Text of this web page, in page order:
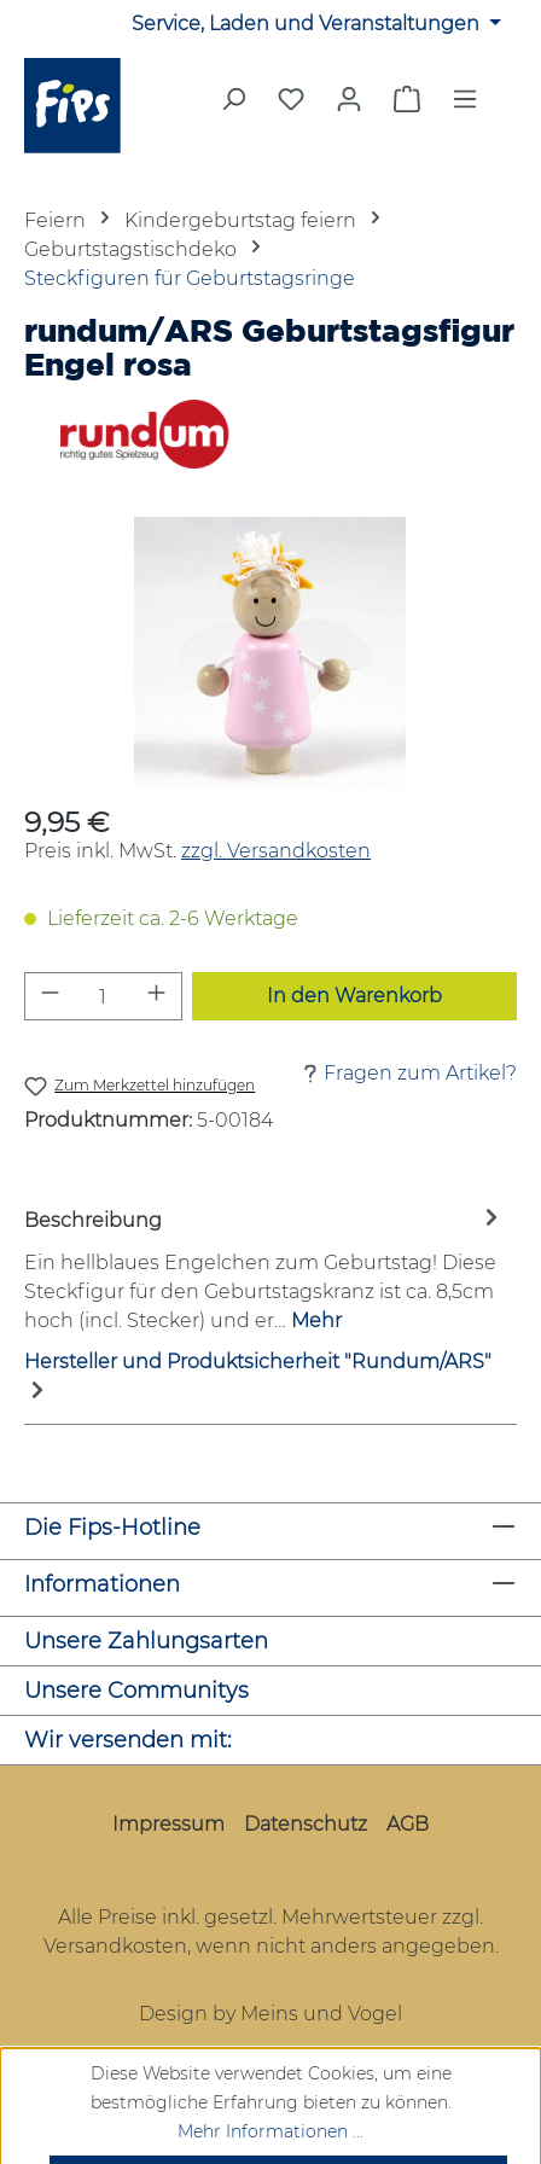
Zum Hauptinhalt springenService, Laden und Veranstaltungen
Du hast 0 Produkte auf
Warenkorb
Feiern
Kindergeburtstag feiern
Geburtstagstischdeko
Steckfiguren für Geburtstagsringe
rundum/ARS Geburtstagsfigur
Engel rosa
Bildergalerie überspringen
Regulärer Preis:
9,95 €
Preis inkl. MwSt. zzgl. Versandkosten
Lieferzeit ca. 2-6 Werktage
Produkt Anzahl: Gib den
In den Warenkorb
Zum Merkzettel hinzufügen
Fragen zum Artikel?
Produktnummer: 5-00184
Beschreibung
Ein hellblaues Engelchen zum Geburtstag! Diese
Steckfigur für den Geburtstagskranz ist ca. 8,5cm
hoch (incl. Stecker) und er… Mehr
Hersteller und Produktsicherheit "Rundum/ARS"
Die Fips-Hotline
Informationen
Unsere Zahlungsarten
Unsere Communitys
Wir versenden mit:
Impressum Datenschutz AGB
Alle Preise inkl. gesetzl. Mehrwertsteuer zzgl.
Versandkosten, wenn nicht anders angegeben.
Design by Meins und Vogel
Diese Website verwendet Cookies, um eine
bestmögliche Erfahrung bieten zu können.
Mehr Informationen ...
SEHR GUT (4.72 / 5)